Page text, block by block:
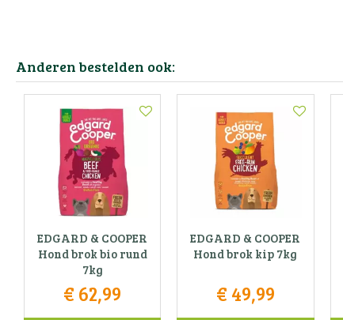
Anderen bestelden ook:
EDGARD & COOPER
Hond brok bio rund
7kg
€ 62,99
EDGARD & COOPER
Hond brok kip 7kg
€ 49,99